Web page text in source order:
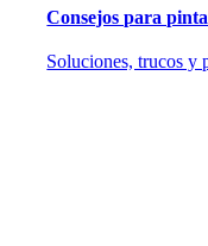
Consejos para
Soluciones, trucos y